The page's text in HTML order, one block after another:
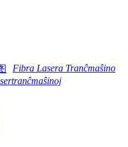
Fibra Lasera Tranĉmaŝino